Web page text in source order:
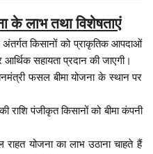
के लाभतथाविशेषताएं
किसानों को प्राकृतिक आपदाओं
सहायता प्रदान की जाएगी।
फसल बीमा योजना के स्थान पर
पंजीकृत किसानों को बीमा कंपनी
योजना का लाभ उठाना चाहते हैं